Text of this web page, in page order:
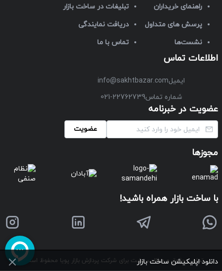
دانلود اپلیکیشن ساخت بازار
راهنمای خریداران
پرسش های متداول
نشست‌ها
تبلیغات در ساخت بازار
دریافت نمایندگی
تماس با ما
اطلاعات تماس
ایمیلinfo@sakhtbazar.com
شماره تماس021-22762739
عضویت در خبرنامه
عضویت
مجوزها
با ساخت بازار همراه باشید!
تمامی حقوق و مطالب سایت برای شرکت پردازش بازار پویا محفوظ است ©